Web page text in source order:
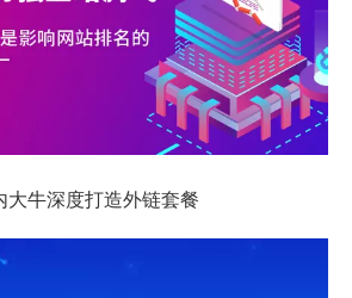
大牛深度打造外链套餐